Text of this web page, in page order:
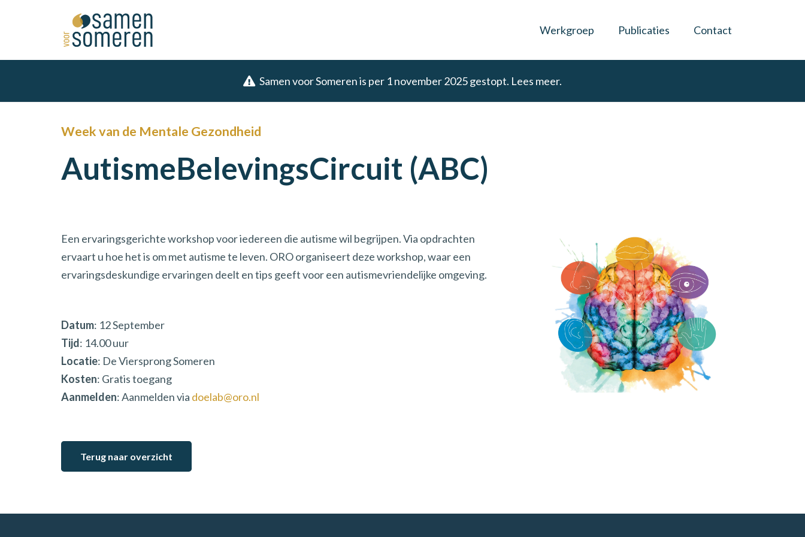
Werkgroep Publicaties Contact
Samen voor Someren is per 1 november 2025 gestopt. Lees meer.
Week van de Mentale Gezondheid
AutismeBelevingsCircuit (ABC)
Een ervaringsgerichte workshop voor iedereen die autisme wil begrijpen. Via opdrachten
ervaart u hoe het is om met autisme te leven. ORO organiseert deze workshop, waar een
ervaringsdeskundige ervaringen deelt en tips geeft voor een autismevriendelijke omgeving.
Datum: 12 September
Tijd: 14.00 uur
Locatie: De Viersprong Someren
Kosten: Gratis toegang
Aanmelden: Aanmelden via doelab@oro.nl
Terug naar overzicht